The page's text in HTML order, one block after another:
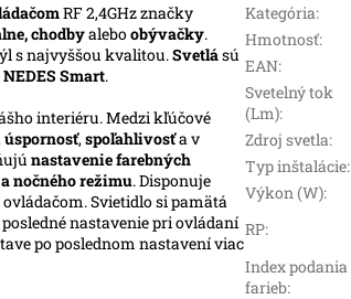
RF 2,4GHz značky
chodbyaleboobývačky.
s najvyššou kvalitou.Svetlású
NEDES Smart.
interiéru. Medzi kľúčové
úspornosť, spoľahlivosťa v
nastavenie farebných
a nočného režimu. Disponuje
Svietidlo si pamätá
nastavenie pri ovládaní
po poslednom nastavení viac
Kategória:
Hmotnosť:
EAN:
Svetelný tok
(Lm):
Zdroj svetla:
Typ inštalácie:
Výkon (W):
RP:
Index podania
farieb: